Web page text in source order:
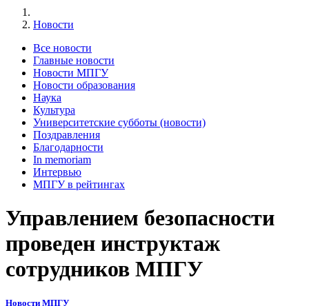
Новости
Все новости
Главные новости
Новости МПГУ
Новости образования
Наука
Культура
Университетские субботы (новости)
Поздравления
Благодарности
In memoriam
Интервью
МПГУ в рейтингах
Управлением безопасности
проведен инструктаж
сотрудников МПГУ
Новости МПГУ